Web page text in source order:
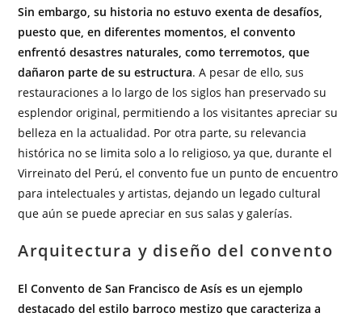
Sin embargo, su historia no estuvo exenta de desafíos,
puesto que, en diferentes momentos, el convento
enfrentó desastres naturales, como terremotos, que
dañaron parte de su estructura. A pesar de ello, sus
restauraciones a lo largo de los siglos han preservado su
esplendor original, permitiendo a los visitantes apreciar su
belleza en la actualidad. Por otra parte, su relevancia
histórica no se limita solo a lo religioso, ya que, durante el
Virreinato del Perú, el convento fue un punto de encuentro
para intelectuales y artistas, dejando un legado cultural
que aún se puede apreciar en sus salas y galerías.
Arquitectura y diseño del convento
El Convento de San Francisco de Asís es un ejemplo
destacado del estilo barroco mestizo que caracteriza a